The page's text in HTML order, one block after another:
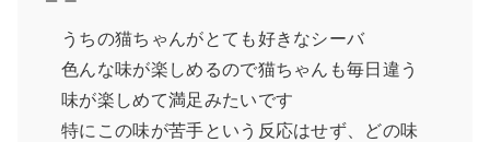
うちの猫ちゃんがとても好きなシーバ
色んな味が楽しめるので猫ちゃんも毎日違う
味が楽しめて満足みたいです
特にこの味が苦手という反応はせず、どの味